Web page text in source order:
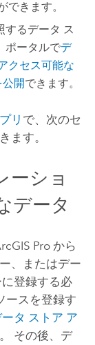
できます。
するデータ ス
ポータルでデ
クセス可能な
開できます。
リ で、次のセ
ます。
ーショ
データ
Proから
、またはデー
登録する必
ースを登録す
タ ストア ア
その後、デ